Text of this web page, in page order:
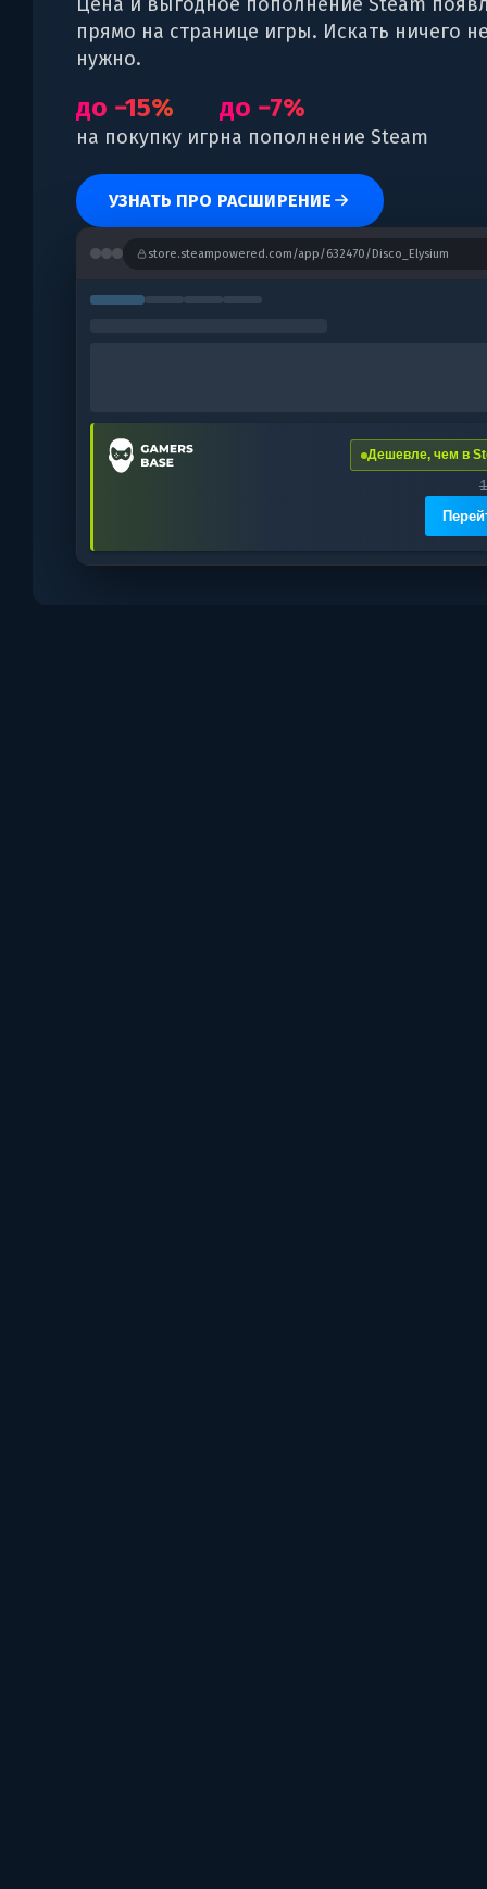
прямо на странице игры. Искать ничего
нужно.
до −15%
на покупку игр
до −7%
на пополнение Steam
УЗНАТЬ ПРО РАСШИРЕНИЕ
store.steampowered.com/app/632470/Disco_Elysium
Дешевле, чем в